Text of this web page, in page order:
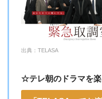
ことが出来ます
公式サイト「初
し」のボタンを
au ID
をお持ち
方は指示に従っ
出典：TELASA
☆テレ朝のドラマを楽